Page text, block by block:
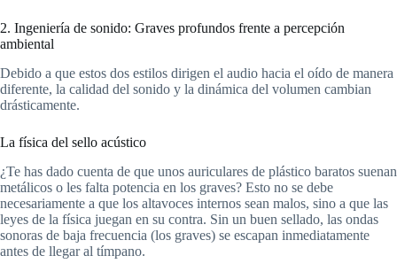
2. Ingeniería de sonido: Graves profundos frente a percepción
ambiental
Debido a que estos dos estilos dirigen el audio hacia el oído de manera
diferente, la calidad del sonido y la dinámica del volumen cambian
drásticamente.
La física del sello acústico
¿Te has dado cuenta de que unos auriculares de plástico baratos suenan
metálicos o les falta potencia en los graves? Esto no se debe
necesariamente a que los altavoces internos sean malos, sino a que las
leyes de la física juegan en su contra. Sin un buen sellado, las ondas
sonoras de baja frecuencia (los graves) se escapan inmediatamente
antes de llegar al tímpano.